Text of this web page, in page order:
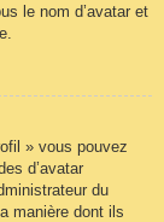
le nom d’avatar et
» vous pouvez
d’avatar
du
manière dont ils